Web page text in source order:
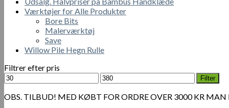
Værktøjer for Alle Produkter
Bore Bits
Malerværktøj
Save
Willow Pile Hegn Rulle
Filtrer efter pris
Mindste
pris
Højeste
pris
Filter
OBS. TILBUD! MED KØBT FOR ORDRE OVER 3000 KR MAN